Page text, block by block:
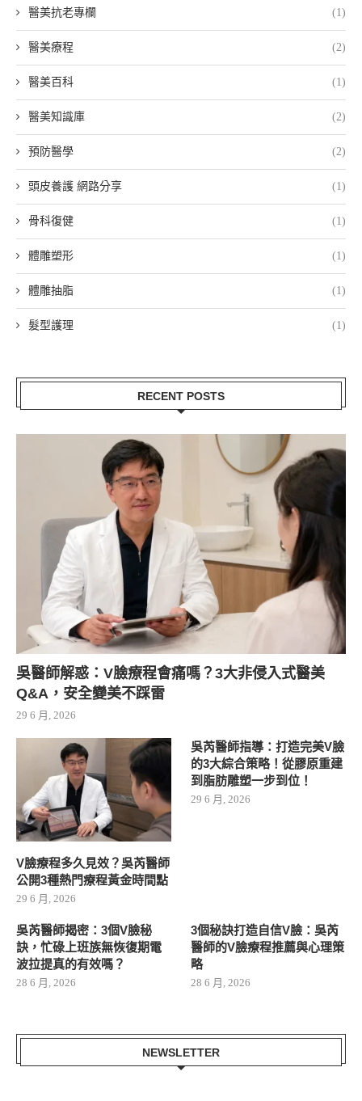
醫美抗老專欄 (1)
醫美療程 (2)
醫美百科 (1)
醫美知識庫 (2)
預防醫學 (2)
頭皮養護 網路分享 (1)
骨科復健 (1)
體雕塑形 (1)
體雕抽脂 (1)
髮型護理 (1)
RECENT POSTS
吳醫師解惑：V臉療程會痛嗎？3大非侵入式醫美
Q&A，安全變美不踩雷
29 6 月, 2026
V臉療程多久見效？吳芮醫師
公開3種熱門療程黃金時間點
29 6 月, 2026
吳芮醫師指導：打造完美V臉
的3大綜合策略！從膠原重建
到脂肪雕塑一步到位！
29 6 月, 2026
吳芮醫師揭密：3個V臉秘
訣，忙碌上班族無恢復期電
波拉提真的有效嗎？
28 6 月, 2026
3個秘訣打造自信V臉：吳芮
醫師的V臉療程推薦與心理策
略
28 6 月, 2026
NEWSLETTER